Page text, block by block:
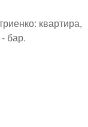
квартира,
бар.